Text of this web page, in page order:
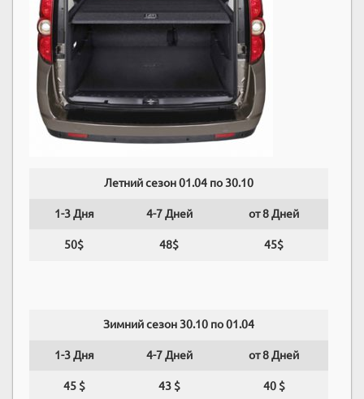
Летний сезон 01.04 по 30.10
1-3 Дня 4-7 Дней от 8 Дней
50$ 48$ 45$
Зимний сезон 30.10 по 01.04
1-3 Дня 4-7 Дней от 8 Дней
45 $ 43 $ 40 $